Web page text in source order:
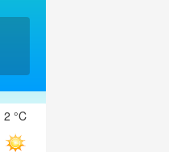
2 °C